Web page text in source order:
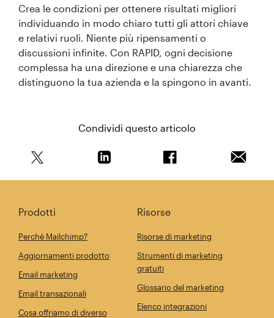
Crea le condizioni per ottenere risultati migliori
individuando in modo chiaro tutti gli attori chiave
e relativi ruoli. Niente più ripensamenti o
discussioni infinite. Con RAPID, ogni decisione
complessa ha una direzione e una chiarezza che
distinguono la tua azienda e la spingono in avanti.
Condividi questo articolo
Prodotti
Perché Mailchimp?
Aggiornamenti prodotto
Email marketing
Email transazionali
Cosa offriamo di diverso
Risorse
Risorse di marketing
Strumenti di marketing
gratuiti
Glossario del marketing
Elenco integrazioni